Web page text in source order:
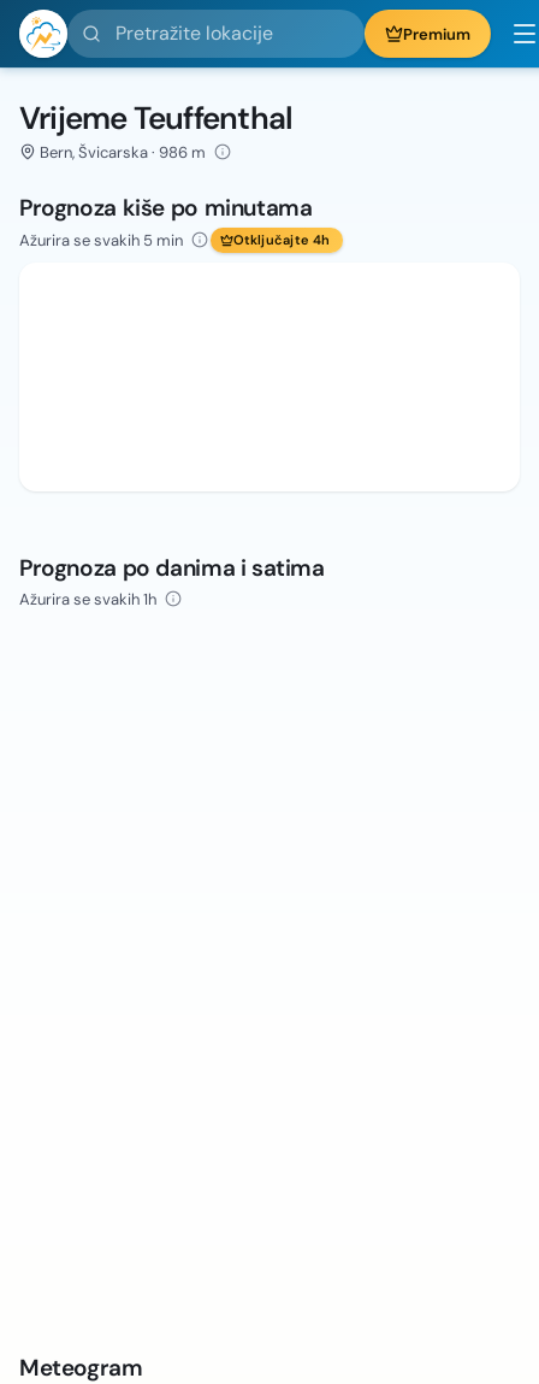
Pretražite lokacije Premium
Vrijeme Teuffenthal
Bern, Švicarska · 986 m
Prognoza kiše po minutama
Ažurira se svakih 5 min Otključajte 4h
Prognoza po danima i satima
Ažurira se svakih 1h
Meteogram